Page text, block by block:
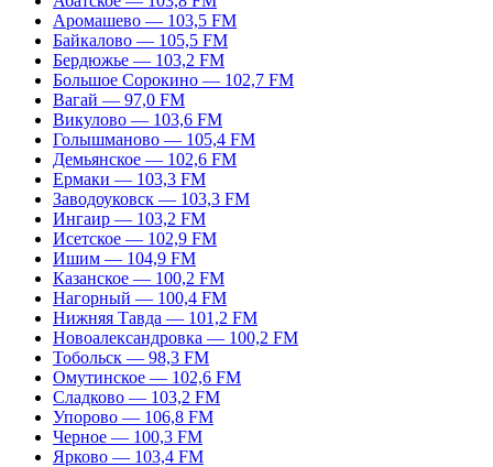
Аромашево — 103,5 FM
Байкалово — 105,5 FM
Бердюжье — 103,2 FM
Большое Сорокино — 102,7 FM
Вагай — 97,0 FM
Викулово — 103,6 FM
Голышманово — 105,4 FM
Демьянское — 102,6 FM
Ермаки — 103,3 FM
Заводоуковск — 103,3 FM
Ингаир — 103,2 FM
Исетское — 102,9 FM
Ишим — 104,9 FM
Казанское — 100,2 FM
Нагорный — 100,4 FM
Нижняя Тавда — 101,2 FM
Новоалександровка — 100,2 FM
Тобольск — 98,3 FM
Омутинское — 102,6 FM
Сладково — 103,2 FM
Упорово — 106,8 FM
Черное — 100,3 FM
Ярково — 103,4 FM